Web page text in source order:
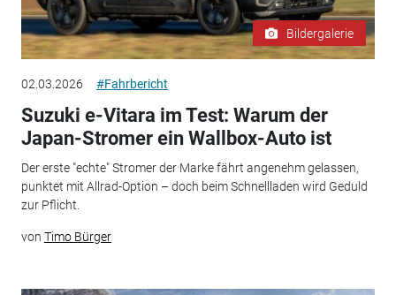
Bildergalerie
02.03.2026 #Fahrbericht
Suzuki e-Vitara im Test: Warum der
Japan-Stromer ein Wallbox-Auto ist
Der erste "echte" Stromer der Marke fährt angenehm gelassen,
punktet mit Allrad-Option – doch beim Schnellladen wird Geduld
zur Pflicht.
von Timo Bürger